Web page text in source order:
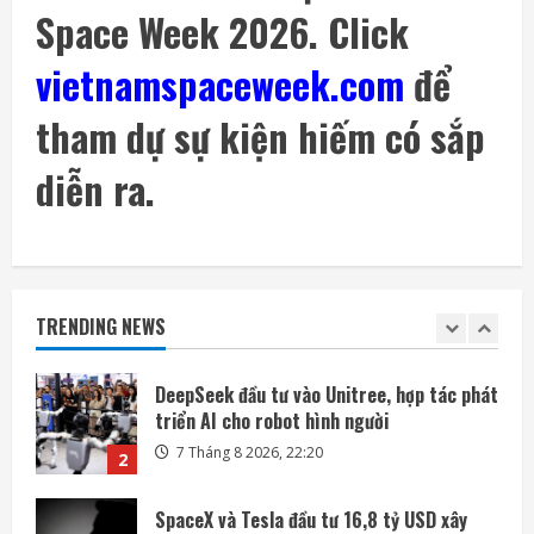
Space Week 2026. Click
vietnamspaceweek.com để
tham dự sự kiện hiếm có sắp
diễn ra.
TRENDING NEWS
5
Meta ra mắt tác nhân AI lập trình, cạnh
tranh với Anthropic và OpenAI
7 Tháng 8 2026, 08:18
1
SoftBank không chỉ đầu tư vào AI mà còn
lãi lớn nhờ mua cổ phần Intel
2
DeepSeek đầu tư vào Unitree, hợp tác phát
3
SpaceX và Tesla đầu tư 16,8 tỷ USD xây
nhà máy chip AI tại Texas
7 Tháng 8 2026, 18:00
Ba công ty điển hình phát triển công nghệ